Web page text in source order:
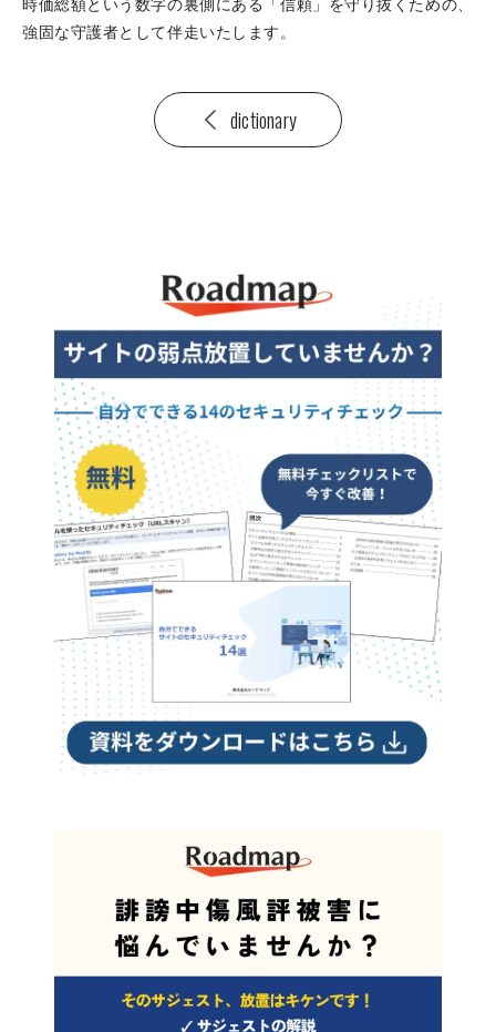
時価総額という数字の裏側にある「信頼」を守り抜くための、
強固な守護者として伴走いたします。
dictionary